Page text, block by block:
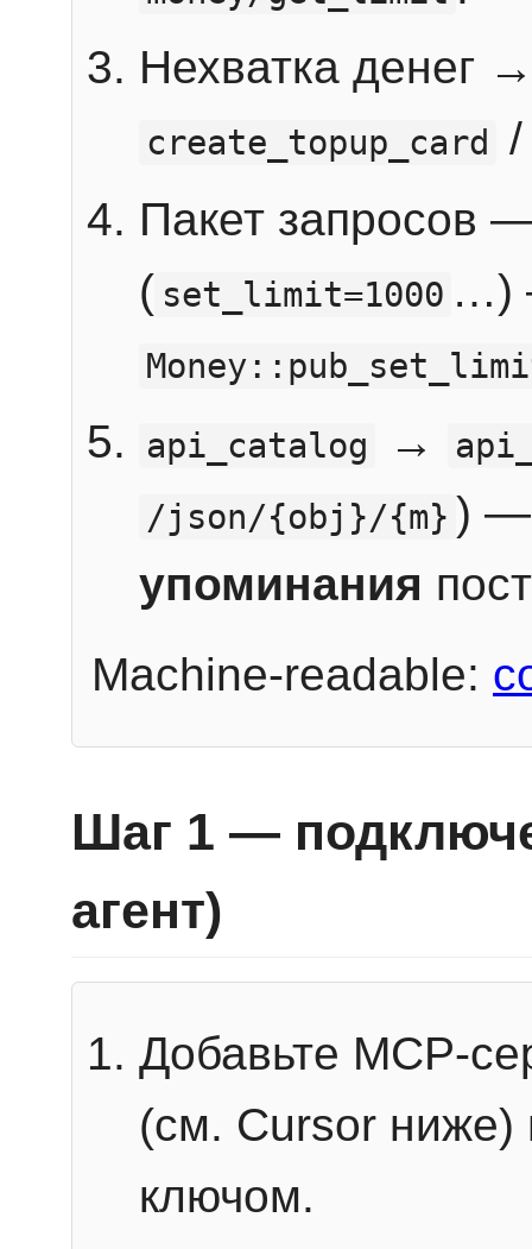
Нехватка денег
create_topup_card
Пакет запросов
( set_limit=1000 …)
api_catalog
→
/json/{obj}/{m} ) —
упоминания
Machine-readable:
Шаг 1 —
агент)
Добавьте MCP-
(см. Cursor ниже)
ключом.